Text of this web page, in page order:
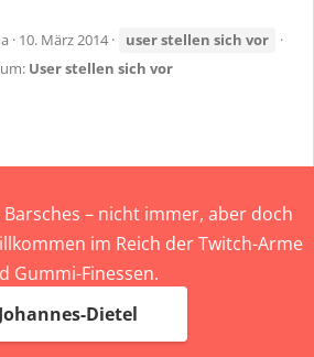
10. März 2014 userstellen sich vor
User stellen sich vor
– nicht immer, aber doch
im Reich der Twitch-Arme
Gummi-Finessen.
Dietel